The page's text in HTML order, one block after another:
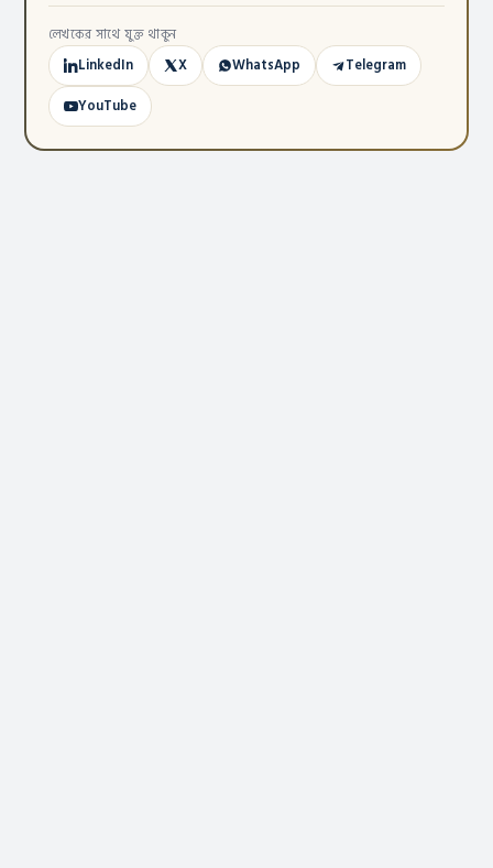
লেখকের সাথে যুক্ত থাকুন
LinkedIn X WhatsApp
Telegram
YouTube